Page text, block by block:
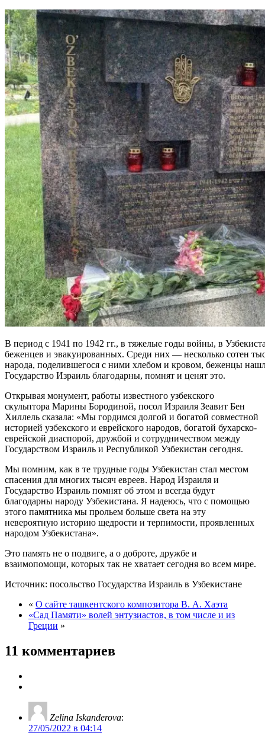
В период с 1941 по 1942 гг., в тяжелые годы войны, в
беженцев и эвакуированных. Среди них — несколько сотен
народа, поделившегося с ними хлебом и кровом, беженцы
Государство Израиль благодарны, помнят и ценят это.
Открывая монумент, работы известного узбекского
скульптора Марины Бородиной, посол Израиля Зеавит Бен
Хиллель сказала: «Мы гордимся долгой и богатой совместной
историей узбекского и еврейского народов, богатой бухарско-
еврейской диаспорой, дружбой и сотрудничеством между
Государством Израиль и Республикой Узбекистан сегодня.
Мы помним, как в те трудные годы Узбекистан стал местом
спасения для многих тысяч евреев. Народ Израиля и
Государство Израиль помнят об этом и всегда будут
благодарны народу Узбекистана. Я надеюсь, что с помощью
этого памятника мы прольем больше света на эту
невероятную историю щедрости и терпимости, проявленных
народом Узбекистана».
Это память не о подвиге, а о доброте, дружбе и
взаимопомощи, которых так не хватает сегодня во всем мире.
Источник: посольство Государства Израиль в Узбекистане
« О сайте ташкентского композитора В. А. Хаэта
«Сад Памяти» волей энтузиастов, в том числе и из
Греции »
11 комментариев
Zelina Iskanderova:
27/05/2022 в 04:14